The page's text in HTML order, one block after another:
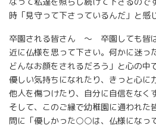
時「見守って下さっているんだ」と感
卒園される皆さん ～ 卒園しても皆
近に仏様を思って下さい。何かに迷っ
どんなお顔をされるだろう」と心の中
優しい気持ちになれたり、きっと心に
他人を傷つけたり、自分に自信をなく
そして、このご縁で幼稚園に通われた
問に「優しかった○○は、仏様になっ